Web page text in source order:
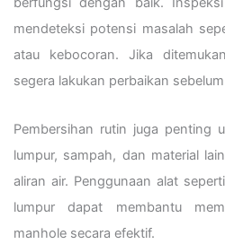
mendeteksi potensi masalah
atau kebocoran. Jika
segera lakukan perbaikan
Pembersihan rutin juga penting
lumpur, sampah, dan material
aliran air. Penggunaan alat
lumpur dapat membantu
manhole secara efektif.